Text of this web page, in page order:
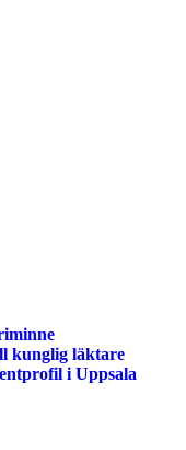
kunglig läktare
i Uppsala